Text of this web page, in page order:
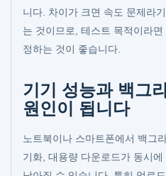
니다. 차이가 크면 속도 문제라
는 것이므로, 테스트 목적이라
정하는 것이 좋습니다.
기기 성능과 백그
원인이 됩니다
노트북이나 스마트폰에서 백그
기화, 대용량 다운로드가 동시